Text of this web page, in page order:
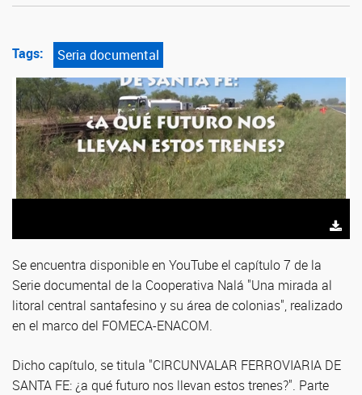
Tags: Seria documental
Se encuentra disponible en YouTube el capítulo 7 de la
Serie documental de la Cooperativa Nalá "Una mirada al
litoral central santafesino y su área de colonias", realizado
en el marco del FOMECA-ENACOM.
Dicho capítulo, se titula "CIRCUNVALAR FERROVIARIA DE
SANTA FE: ¿a qué futuro nos llevan estos trenes?". Parte